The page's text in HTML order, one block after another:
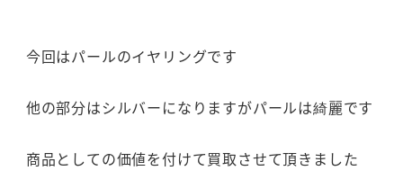
今回はパールのイヤリングです
他の部分はシルバーになりますがパールは綺麗です
商品としての価値を付けて買取させて頂きました